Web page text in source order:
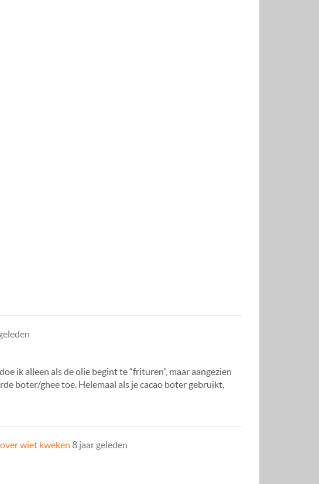
ik alleen als de olie begint te “frituren”, maar aangezien
boter/ghee toe. Helemaal als je cacao boter gebruikt,
wiet kweken 8 jaar geleden